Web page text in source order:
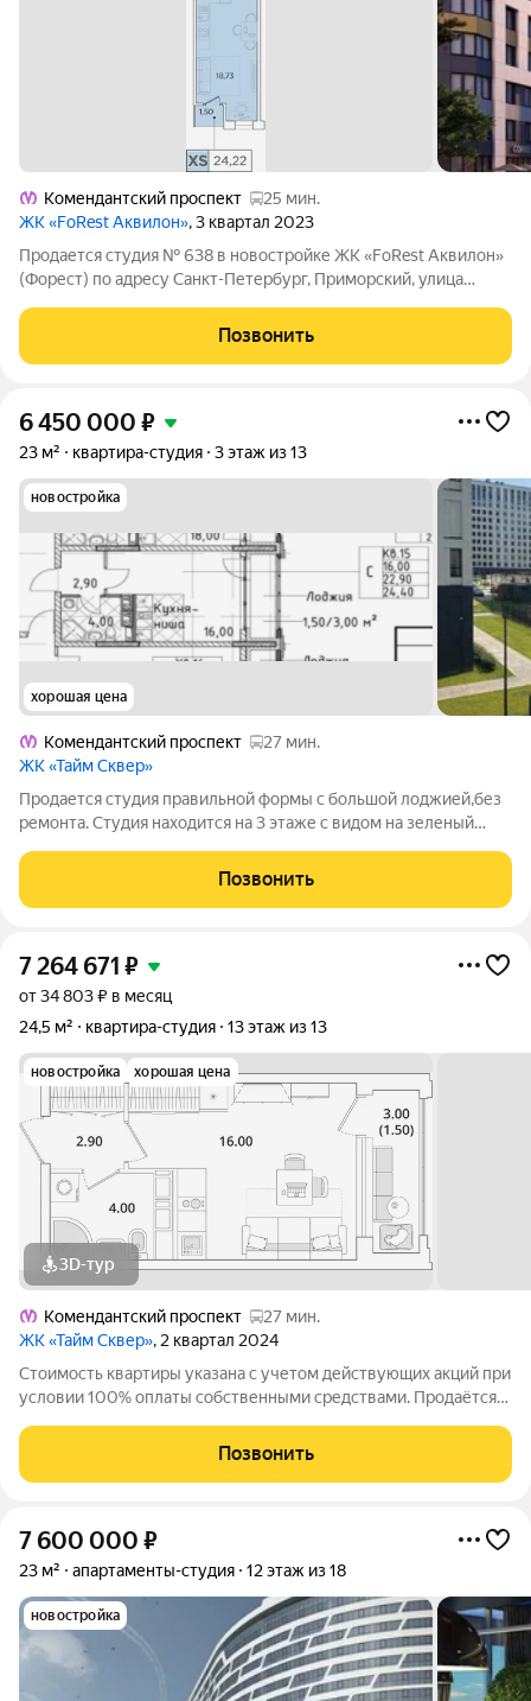
Комендантский проспект
25 мин.
ЖК «FoRest Аквилон», 3 квартал 2023
Продается студия № 638 в новостройке ЖК «FoRest Аквилон»
(Форест) по адресу Санкт-Петербург, Приморский, улица
23.80 кв. м., этаж 1 из 13. Тип проекта, по которому построен
дом - монолит,
Позвонить
6 450 000 ₽
23 м² квартира-студия 3 этаж из 13
новостройка
хорошая цена
Комендантский проспект
27 мин.
ЖК «Тайм Сквер»
Продается студия правильной формы с большой лоджией,без
ремонта. Студия находится на 3 этаже с видом на зеленый
Сквер» есть собственная инфраструктура. В коммерческих
помещениях на первых этажах
Позвонить
7 264 671 ₽
от 34 803 ₽ в месяц
24,5 м²
квартира-студия 13 этаж из 13
новостройка хорошая цена
3D-тур
Комендантский проспект
27 мин.
ЖК «Тайм Сквер», 2 квартал 2024
Стоимость квартиры указана с учетом действующих акций при
условии 100% оплаты собственными средствами. Продаётся
«РСТИ» (Росстройинвест). Квартира находится в 13 этажном
доме, в Корпус К2 - Тайм
Позвонить
7 600 000 ₽
23 м² апартаменты-студия 12 этаж из 18
новостройка